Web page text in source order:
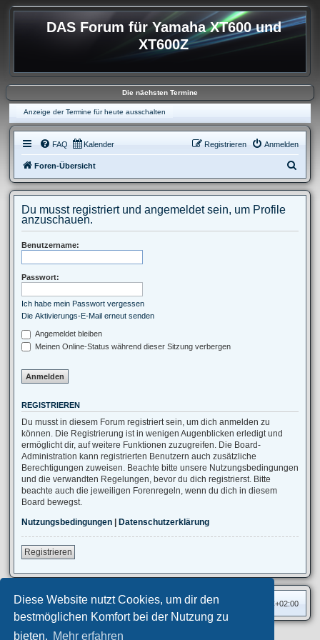
Diese Website nutzt Cookies, um dir den
bestmöglichen Komfort bei der Nutzung zu
bieten. Mehr erfahren
DAS Forum für Yamaha XT600 und
XT600Z
Die nächsten Termine
Anzeige der Termine für heute ausschalten
FAQ Kalender Anmelden
Registrieren
Foren-Übersicht
u
e
Du musst registriert und angemeldet sein, um Profile
anzuschauen.
Benutzername:
Passwort:
Ich habe mein Passwort vergessen
Die Aktivierungs-E-Mail erneut senden
Angemeldet bleiben
Meinen Online-Status während dieser Sitzung verbergen
REGISTRIEREN
Du musst in diesem Forum registriert sein, um dich anmelden zu
können. Die Registrierung ist in wenigen Augenblicken erledigt und
ermöglicht dir, auf weitere Funktionen zuzugreifen. Die Board-
Administration kann registrierten Benutzern auch zusätzliche
Berechtigungen zuweisen. Beachte bitte unsere Nutzungsbedingungen
und die verwandten Regelungen, bevor du dich registrierst. Bitte
beachte auch die jeweiligen Forenregeln, wenn du dich in diesem
Board bewegst.
Nutzungsbedingungen | Datenschutzerklärung
Registrieren
Foren-Übersicht Alle Zeiten sind UTC+02:00